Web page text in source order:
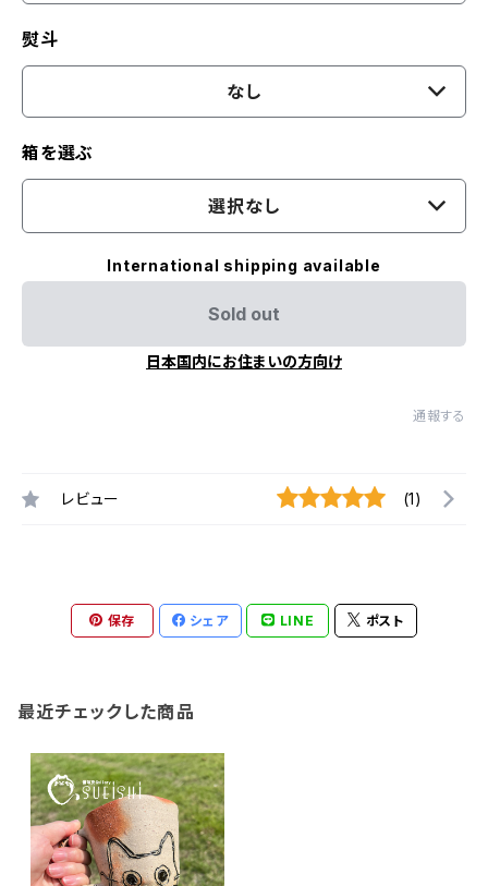
熨斗
なし
箱を選ぶ
選択なし
International shipping available
Sold out
日本国内にお住まいの方向け
通報する
レビュー (1)
保存 シェア LINE ポスト
最近チェックした商品